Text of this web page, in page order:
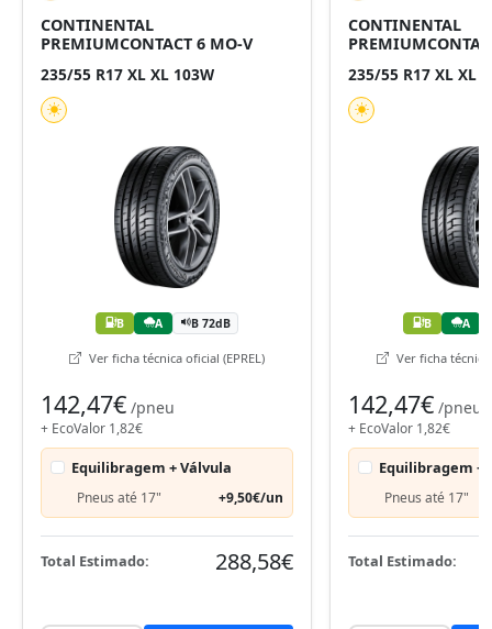
CONTINENTAL
PREMIUMCONTACT 6 MO-V
235/55 R17 XL XL 103W
B A B 72dB
Ver ficha técnica oficial (EPREL)
142,47€ /pneu
+ EcoValor 1,82€
Equilibragem + Válvula
Pneus até 17" +9,50€/un
Total Estimado: 288,58€
CONTINENTAL
235/55 R17 XL XL
B A
Ver ficha técnica
142,47€ /pneu
+ EcoValor 1,82€
Equilibragem +
Pneus até 17"
Total Estimado: